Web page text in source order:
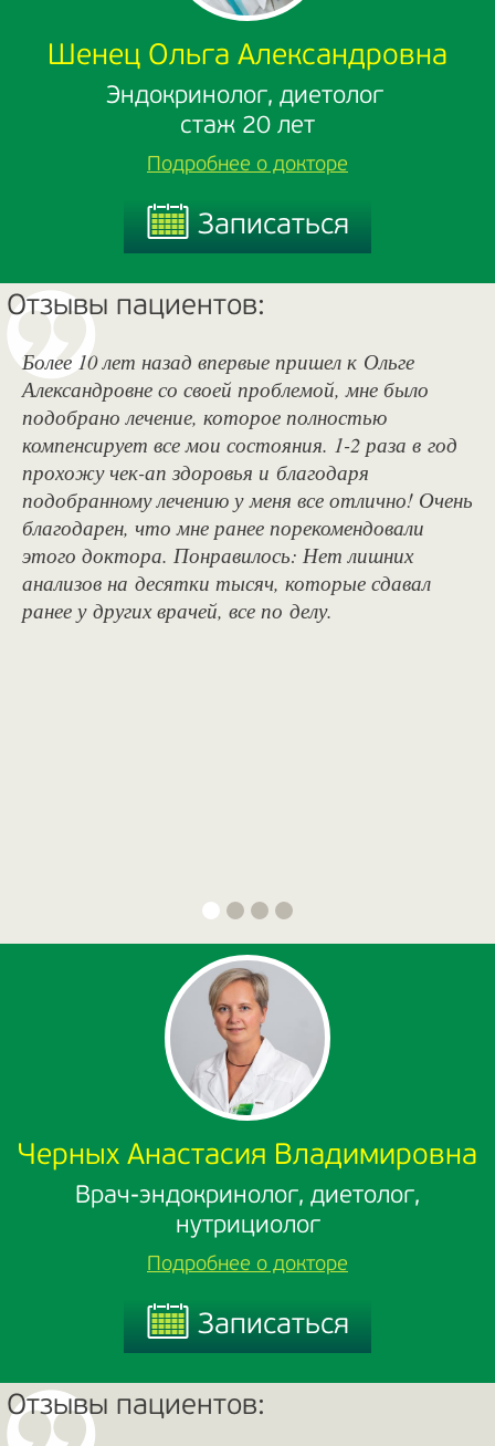
Шенец Ольга Александровна
Эндокринолог, диетолог
стаж 20 лет
Подробнее о докторе
Записаться
Записаться
Отзывы пациентов:
Более 10 лет назад впервые пришел к Ольге
Александровне со своей проблемой, мне было
подобрано лечение, которое полностью
компенсирует все мои состояния. 1-2 раза в год
прохожу чек-ап здоровья и благодаря
подобранному лечению у меня все отлично! Очень
благодарен, что мне ранее порекомендовали
этого доктора. Понравилось: Нет лишних
анализов на десятки тысяч, которые сдавал
ранее у других врачей, все по делу.
Черных Анастасия Владимировна
Врач-эндокринолог, диетолог,
нутрициолог
Подробнее о докторе
Записаться
Записаться
Отзывы пациентов: